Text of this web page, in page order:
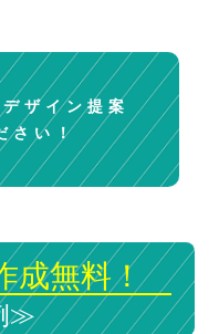
ザイン提案
さい！
成無料！
≫